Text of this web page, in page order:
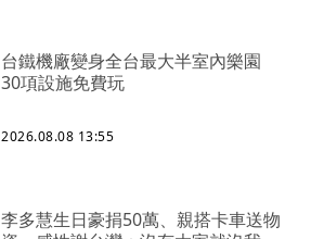
台鐵機廠變身全台最大半室內樂園
30項設施免費玩
2026.08.08 13:55
李多慧生日豪捐50萬、親搭卡車送物